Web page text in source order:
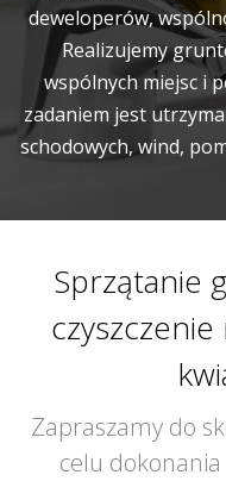
deweloperów,
Realizujemy
wspólnych miejsc i
zadaniem jest
schodowych, wind,
Sprzątanie
Zapraszamy do
celu